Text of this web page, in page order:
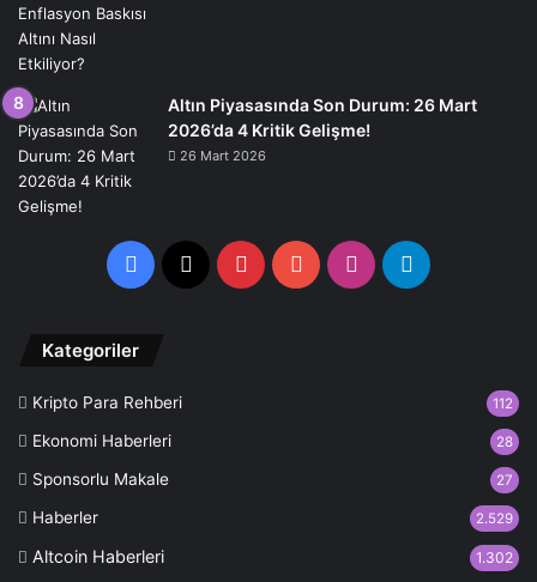
Altın Piyasasında Son Durum: 26 Mart
2026’da 4 Kritik Gelişme!
26 Mart 2026
Facebook PinterestYouTubeInstagramTelegram
Kategoriler
Kripto Para Rehberi 112
Ekonomi Haberleri 28
Sponsorlu Makale 27
Haberler 2.529
Altcoin Haberleri 1.302